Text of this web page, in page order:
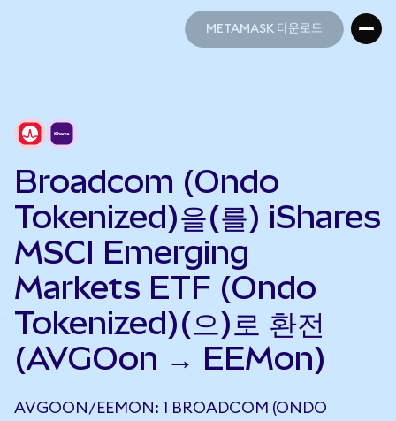
METAMASK 다운로드
Broadcom (Ondo
Tokenized)을(를) iShares
MSCI Emerging
Markets ETF (Ondo
Tokenized)(으)로 환전
(AVGOon → EEMon)
AVGOON/EEMON: 1 BROADCOM (ONDO